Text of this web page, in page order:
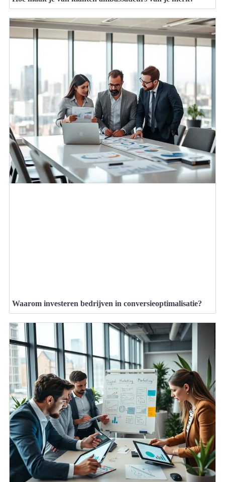
Waarom investeren bedrijven in conversieoptimalisatie?